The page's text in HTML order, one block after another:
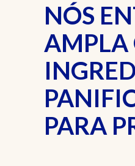
NÓS
AMPLA
PARA